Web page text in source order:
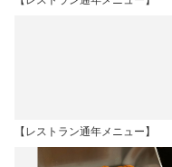
【レストラン通年メニュー】